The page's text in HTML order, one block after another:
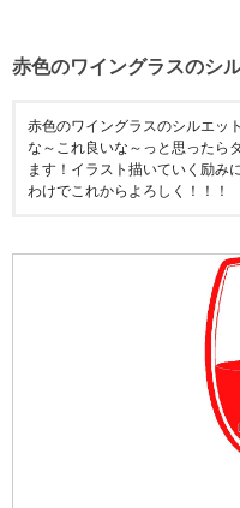
赤色のワイングラスのシ
赤色のワイングラスのシルエッ
な～これ良いな～っと思ったら
ます！イラスト描いていく励み
わけでこれからよろしく！！！